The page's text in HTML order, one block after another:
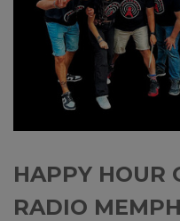
HAPPY HOUR
RADIO